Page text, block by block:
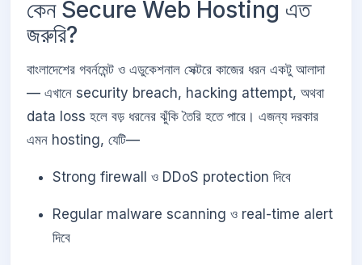
কেন Secure Web Hosting এত
জরুরি?
বাংলাদেশের গবর্নমেন্ট ও এডুকেশনাল সেক্টরে কাজের ধরন একটু আলাদা
— এখানে security breach, hacking attempt, অথবা
data loss হলে বড় ধরনের ঝুঁকি তৈরি হতে পারে। এজন্য দরকার
এমন hosting, যেটি—
Strong firewall ও DDoS protection দিবে
Regular malware scanning ও real-time alert
দিবে